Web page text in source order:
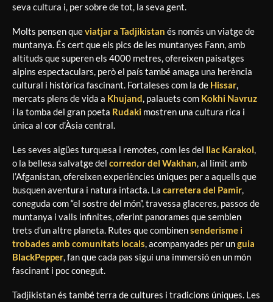
seva cultura i, per sobre de tot, la seva gent.
Molts pensen queviatjar a Tadjikistan és només un viatge de
muntanya. És cert que els pics de les muntanyes Fann, amb
altituds que superen els 4000 metres, ofereixen paisatges
alpins espectaculars, però el país també amaga una herència
cultural i històrica fascinant. Fortaleses com la de Hissar,
mercats plens de vida a Khujand, palauets com Kokhi Navruz
i la tomba del gran poeta Rudaki mostren una cultura rica i
única al cor d’Àsia central.
Les seves aigües turquesa i remotes, com les del llac Karakol,
o la bellesa salvatge del corredor del Wakhan, al límit amb
l’Afganistan, ofereixen experiències úniques per a aquells que
busquen aventura i natura intacta. La carretera del Pamir,
coneguda com “el sostre del món”, travessa glaceres, passos de
muntanya i valls infinites, oferint panorames que semblen
trets d’un altre planeta. Rutes que combinensenderisme i
trobades amb comunitats locals, acompanyades per unguia
BlackPepper, fan que cada pas sigui una immersió en un món
fascinant i poc conegut.
Tadjikistan és també terra de cultures i tradicions úniques. Les